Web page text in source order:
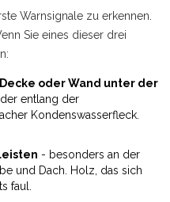
Warnsignale zu erkennen.
Sie eines dieser drei
oder Wand unter der
entlang der
Kondenswasserfleck.
- besonders an der
und Dach. Holz, das sich
faul.